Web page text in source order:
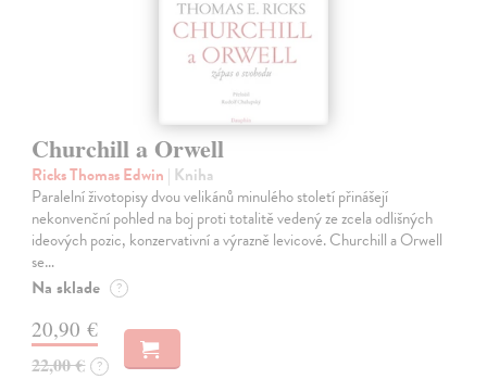
Churchill a Orwell
Ricks Thomas Edwin | Kniha
Paralelní životopisy dvou velikánů minulého století přinášejí
nekonvenční pohled na boj proti totalitě vedený ze zcela odlišných
ideových pozic, konzervativní a výrazně levicové. Churchill a Orwell
se…
Na sklade ?
20,90 €
22,00 € ?